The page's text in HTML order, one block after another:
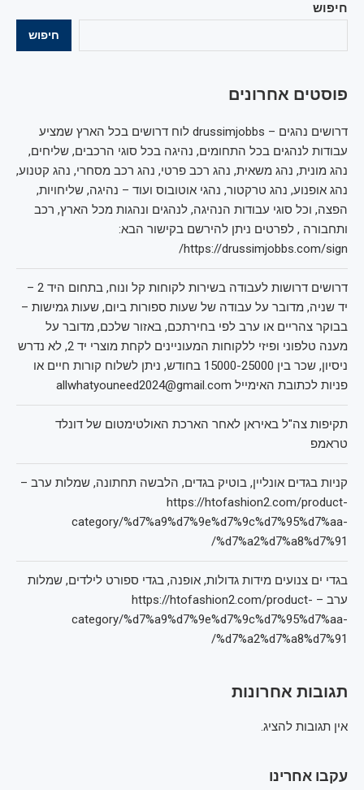
חיפוש
חיפוש
פוסטים אחרונים
דרושים נהגים – drussimjobbs לוח דרושים בכל הארץ שמציע
עבודות לנהגים בכל התחומים, נהיגה בכל סוגי הרכבים, שליחים,
נהג מונית, נהג משאית, נהג רכב פרטי, נהג רכב מסחרי, נהג קטנוע,
נהג אופנוע, נהג טרקטור, נהגי אוטובוס ועוד – נהיגה, שליחויות,
הפצה, וכל סוגי עבודות הנהיגה, לנהגים ונהגות מכל הארץ, רכב
ותחבורה , לפרטים ניתן להירשם בקישור הבא:
https://drussimjobbs.com/sign/
דרושים דרושות לעבודה בשירות לקוחות קל ונוח, בתחום היד 2 –
יד שניה, מדובר על עבודה של שעות ספורות ביום, שעות גמישות –
בבוקר צהריים או ערב לפי בחירתכם, באזור שלכם, מדובר על
מענה טלפוני ופיזי ללקוחות המעוניינים לקחת מוצרי יד 2, לא נדרש
ניסיון, שכר בין 15000-25000 בחודש, ניתן לשלוח קורות חיים או
פניות לכתובת האימייל allwhatyouneed2024@gmail.com
תקיפות צה"ל באיראן לאחר הארכת האולטימטום של דונלד
טראמפ
קניות בגדים אונליין, בוטיק בגדים, הלבשה תחתונה, שמלות ערב –
https://htofashion2.com/product-
category/%d7%a9%d7%9e%d7%9c%d7%95%d7%aa-
%d7%a2%d7%a8%d7%91/
בגדי ים צנועים מידות גדולות, אופנה, בגדי ספורט לילדים, שמלות
ערב – https://htofashion2.com/product-
category/%d7%a9%d7%9e%d7%9c%d7%95%d7%aa-
%d7%a2%d7%a8%d7%91/
תגובות אחרונות
אין תגובות להציג.
עקבו אחרינו